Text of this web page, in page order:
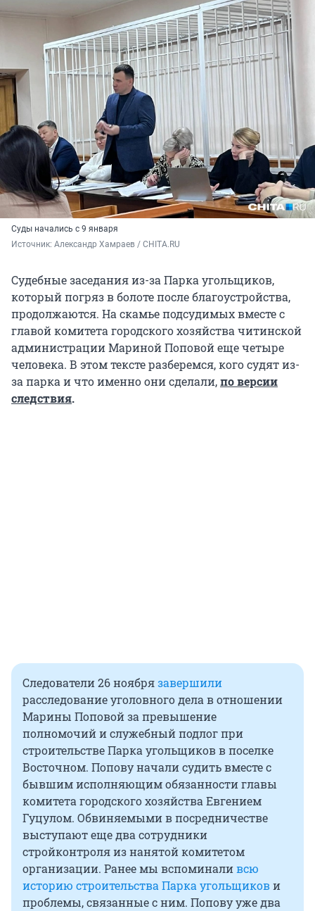
Суды начались с 9 января
Источник: Александр Хамраев / CHITA.RU
Судебные заседания из-за Парка угольщиков,
который погряз в болоте после благоустройства,
продолжаются. На скамье подсудимых вместе с
главой комитета городского хозяйства читинской
администрации Мариной Поповой еще четыре
человека. В этом тексте разберемся, кого судят из-
за парка и что именно они сделали,по версии
следствия.
Следователи 26 ноябрязавершили
расследование уголовного дела в отношении
Марины Поповой за превышение
полномочий и служебный подлог при
строительстве Парка угольщиков в поселке
Восточном. Попову начали судить вместе с
бывшим исполняющим обязанности главы
комитета городского хозяйства Евгением
Гуцулом. Обвиняемыми в посредничестве
выступают еще два сотрудники
стройконтроля из нанятой комитетом
организации. Ранее мы вспоминаливсю
историю строительства Парка угольщикови
проблемы, связанные с ним. Попову уже два